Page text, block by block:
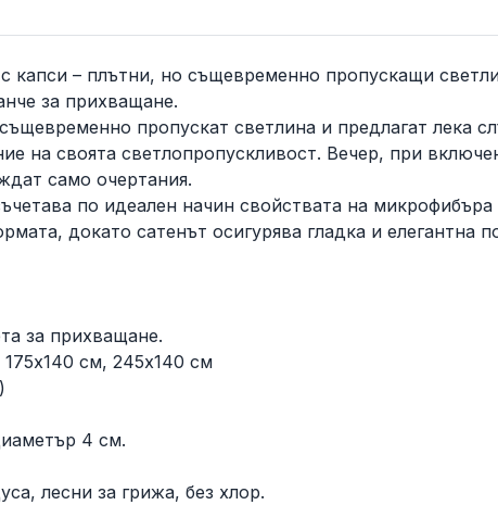
капси – плътни, но същевременно пропускащи
за прихващане.
пропускат светлина и предлагат лека
на своята светлопропускливост. Вечер, при
само очертания.
по идеален начин свойствата на
докато сатенът осигурява гладка и елегантна
за прихващане.
см, 245x140 см
4 см.
лесни за грижа, без хлор.